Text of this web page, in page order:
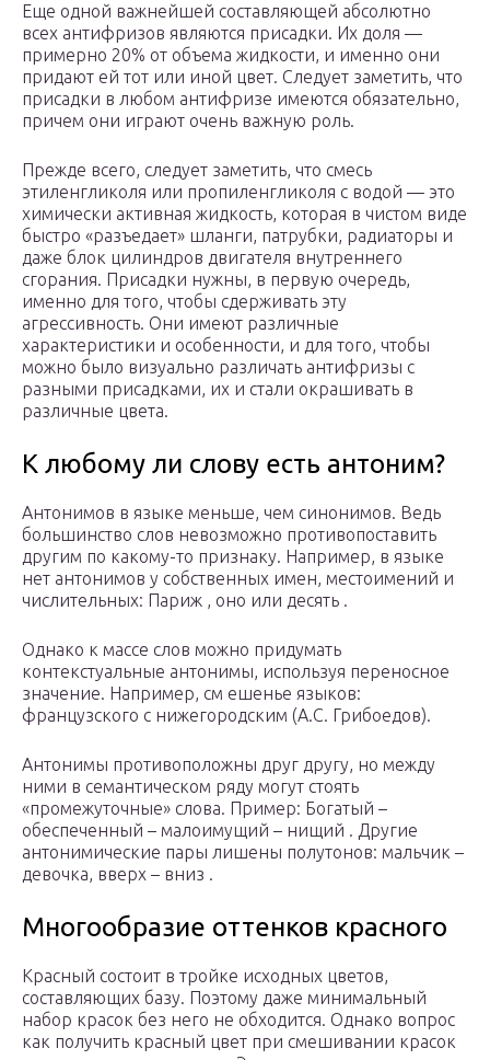
Еще одной важнейшей составляющей абсолютно
всех антифризов являются присадки. Их доля —
примерно 20% от объема жидкости, и именно они
придают ей тот или иной цвет. Следует заметить, что
присадки в любом антифризе имеются обязательно,
причем они играют очень важную роль.
Прежде всего, следует заметить, что смесь
этиленгликоля или пропиленгликоля с водой — это
химически активная жидкость, которая в чистом виде
быстро «разъедает» шланги, патрубки, радиаторы и
даже блок цилиндров двигателя внутреннего
сгорания. Присадки нужны, в первую очередь,
именно для того, чтобы сдерживать эту
агрессивность. Они имеют различные
характеристики и особенности, и для того, чтобы
можно было визуально различать антифризы с
разными присадками, их и стали окрашивать в
различные цвета.
К любому ли слову есть антоним?
Антонимов в языке меньше, чем синонимов. Ведь
большинство слов невозможно противопоставить
другим по какому-то признаку. Например, в языке
нет антонимов у собственных имен, местоимений и
числительных: Париж , оно или десять .
Однако к массе слов можно придумать
контекстуальные антонимы, используя переносное
значение. Например, см ешенье языков:
французского с нижегородским (А.С. Грибоедов).
Антонимы противоположны друг другу, но между
ними в семантическом ряду могут стоять
«промежуточные» слова. Пример: Богатый –
обеспеченный – малоимущий – нищий . Другие
антонимические пары лишены полутонов: мальчик –
девочка, вверх – вниз .
Многообразие оттенков красного
Красный состоит в тройке исходных цветов,
составляющих базу. Поэтому даже минимальный
набор красок без него не обходится. Однако вопрос
как получить красный цвет при смешивании красок